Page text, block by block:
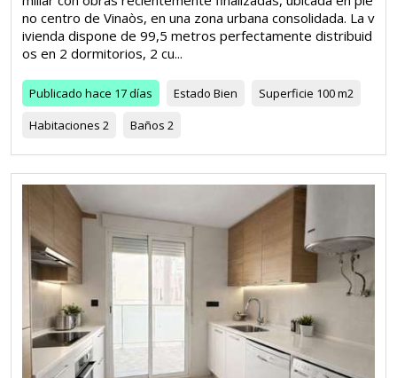
no centro de Vinaòs, en una zona urbana consolidada. La v
ivienda dispone de 99,5 metros perfectamente distribuid
os en 2 dormitorios, 2 cu...
Publicado hace 17 días Estado Bien Superficie 100 m2
Habitaciones 2 Baños 2